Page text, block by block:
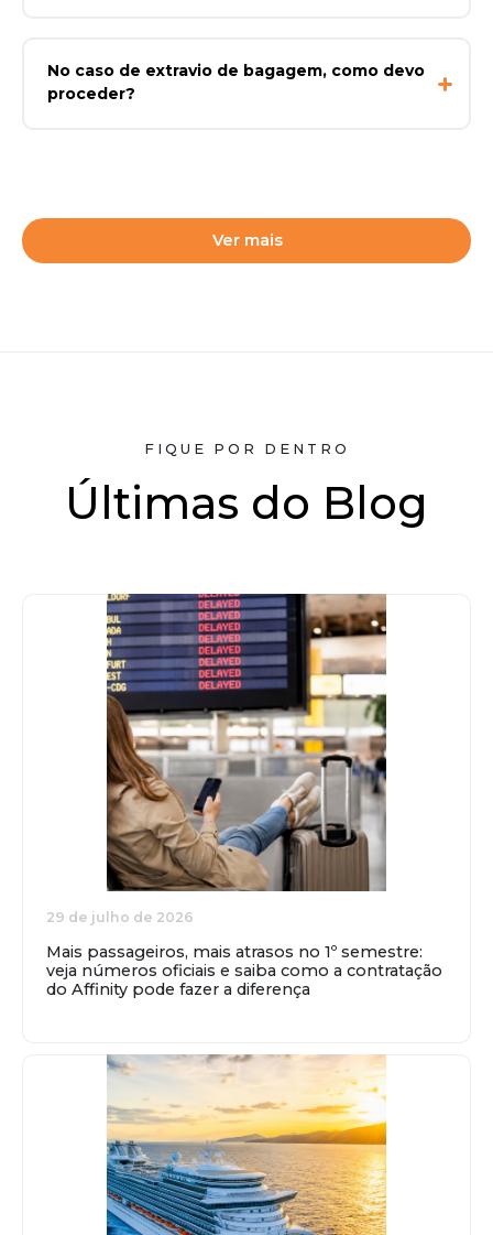
No caso de extravio de bagagem, como devo
proceder?
Ver mais
FIQUE POR DENTRO
Últimas do Blog
29 de julho de 2026
Mais passageiros, mais atrasos no 1º semestre:
veja números oficiais e saiba como a contratação
do Affinity pode fazer a diferença